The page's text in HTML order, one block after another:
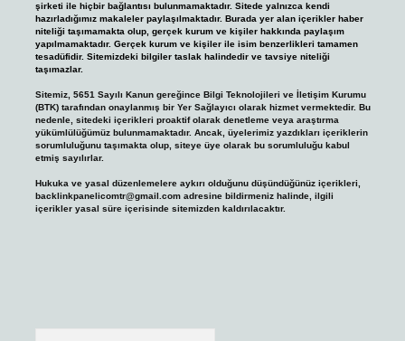
şirketi ile hiçbir bağlantısı bulunmamaktadır. Sitede yalnızca kendi
hazırladığımız makaleler paylaşılmaktadır. Burada yer alan içerikler haber
niteliği taşımamakta olup, gerçek kurum ve kişiler hakkında paylaşım
yapılmamaktadır. Gerçek kurum ve kişiler ile isim benzerlikleri tamamen
tesadüfidir. Sitemizdeki bilgiler taslak halindedir ve tavsiye niteliği
taşımazlar.
Sitemiz, 5651 Sayılı Kanun gereğince Bilgi Teknolojileri ve İletişim Kurumu
(BTK) tarafından onaylanmış bir Yer Sağlayıcı olarak hizmet vermektedir. Bu
nedenle, sitedeki içerikleri proaktif olarak denetleme veya araştırma
yükümlülüğümüz bulunmamaktadır. Ancak, üyelerimiz yazdıkları içeriklerin
sorumluluğunu taşımakta olup, siteye üye olarak bu sorumluluğu kabul
etmiş sayılırlar.
Hukuka ve yasal düzenlemelere aykırı olduğunu düşündüğünüz içerikleri,
backlinkpanelicomtr@gmail.comadresine bildirmeniz halinde, ilgili
içerikler yasal süre içerisinde sitemizden kaldırılacaktır.